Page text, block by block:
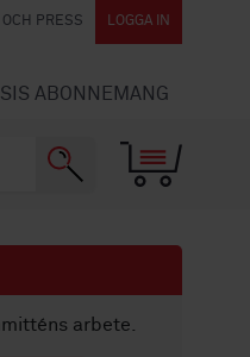
PRESS LOGGA IN
SIS ABONNEMANG
arbete.